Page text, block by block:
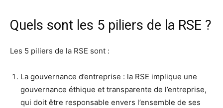
Quels sont les 5 piliers de la RSE ?
Les 5 piliers de la RSE sont :
La gouvernance d’entreprise : la RSE implique une
gouvernance éthique et transparente de l’entreprise,
qui doit être responsable envers l’ensemble de ses